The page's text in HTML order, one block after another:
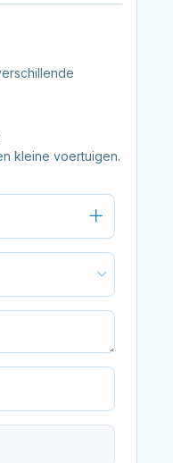
kleine voertuigen.